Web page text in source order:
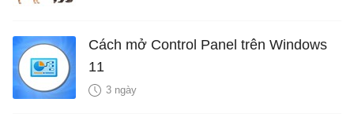
Cách mở Control Panel trên Windows
11
3 ngày